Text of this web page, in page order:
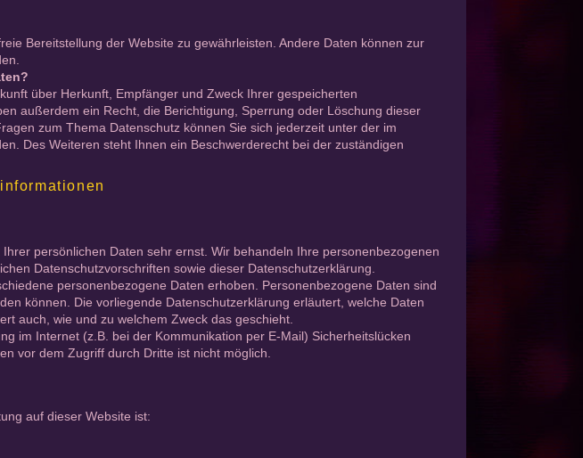
Bereitstellung der Website zu gewährleisten. Andere Daten können zur
über Herkunft, Empfänger und Zweck Ihrer gespeicherten
außerdem ein Recht, die Berichtigung, Sperrung oder Löschung dieser
zum Thema Datenschutz können Sie sich jederzeit unter der im
Des Weiteren steht Ihnen ein Beschwerderecht bei der zuständigen
persönlichen Daten sehr ernst. Wir behandeln Ihre personenbezogenen
Datenschutzvorschriften sowie dieser Datenschutzerklärung.
personenbezogene Daten erhoben. Personenbezogene Daten sind
können. Die vorliegende Datenschutzerklärung erläutert, welche Daten
auch, wie und zu welchem Zweck das geschieht.
im Internet (z.B. bei der Kommunikation per E-Mail) Sicherheitslücken
vor dem Zugriff durch Dritte ist nicht möglich.
auf dieser Website ist: